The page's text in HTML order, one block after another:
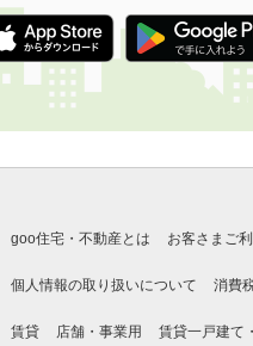
goo住宅・不動産とは お客さまご
個人情報の取り扱いについて 消費
賃貸 店舗・事業用 賃貸一戸建て